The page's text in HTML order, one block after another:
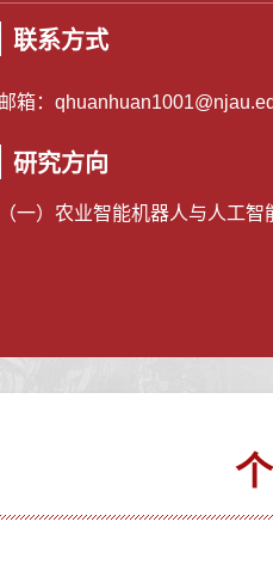
联系方式
邮箱：
研究方向
（一）农业智能机器人与人工